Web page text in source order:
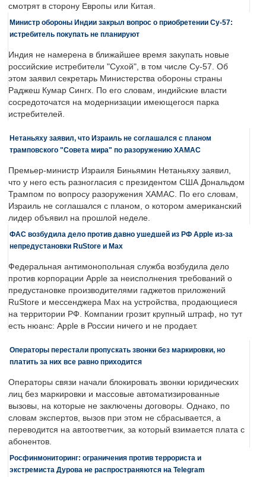
смотрят в сторону Европы или Китая.
Министр обороны Индии закрыл вопрос о приобретении Су-57:
истребитель покупать не планируют
Индия не намерена в ближайшее время закупать новые
российские истребители "Сухой", в том числе Су-57. Об
этом заявил секретарь Министерства обороны страны
Раджеш Кумар Сингх. По его словам, индийские власти
сосредоточатся на модернизации имеющегося парка
истребителей.
Нетаньяху заявил, что Израиль не соглашался с планом
трамповского "Совета мира" по разоружению ХАМАС
Премьер-министр Израиля Биньямин Нетаньяху заявил,
что у него есть разногласия с президентом США Дональдом
Трампом по вопросу разоружения ХАМАС. По его словам,
Израиль не соглашался с планом, о котором американский
лидер объявил на прошлой неделе.
ФАС возбудила дело против давно ушедшей из РФ Apple из-за
непредустановки RuStore и Max
Федеральная антимонопольная служба возбудила дело
против корпорации Apple за неисполнения требований о
предустановке производителями гаджетов приложений
RuStore и мессенджера Max на устройства, продающиеся
на территории РФ. Компании грозит крупный штраф, но тут
есть нюанс: Apple в России ничего и не продает.
Операторы перестали пропускать звонки без маркировки, но
платить за них все равно приходится
Операторы связи начали блокировать звонки юридических
лиц без маркировки и массовые автоматизированные
вызовы, на которые не заключены договоры. Однако, по
словам экспертов, вызов при этом не сбрасывается, а
переводится на автоответчик, за который взимается плата с
абонентов.
Росфинмониторинг: ограничения против террориста и
экстремиста Дурова не распространяются на Telegram